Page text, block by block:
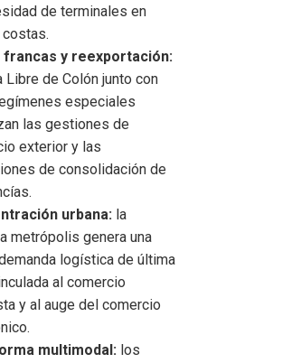
de terminales en
francas y reexportación:
Libre de Colón junto con
especiales
las gestiones de
exterior y las
de consolidación de
urbana: la
metrópolis genera una
logística de última
al comercio
y al auge del comercio
multimodal: los